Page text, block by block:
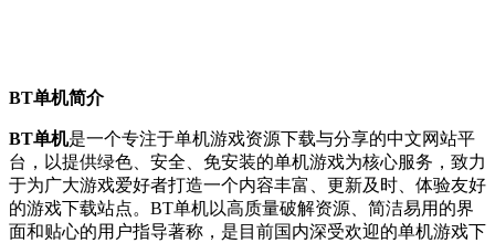
BT单机简介
BT单机是一个专注于单机游戏资源下载与分享的中文网站平
台，以提供绿色、安全、免安装的单机游戏为核心服务，致力
于为广大游戏爱好者打造一个内容丰富、更新及时、体验友好
的游戏下载站点。BT单机以高质量破解资源、简洁易用的界
面和贴心的用户指导著称，是目前国内深受欢迎的单机游戏下